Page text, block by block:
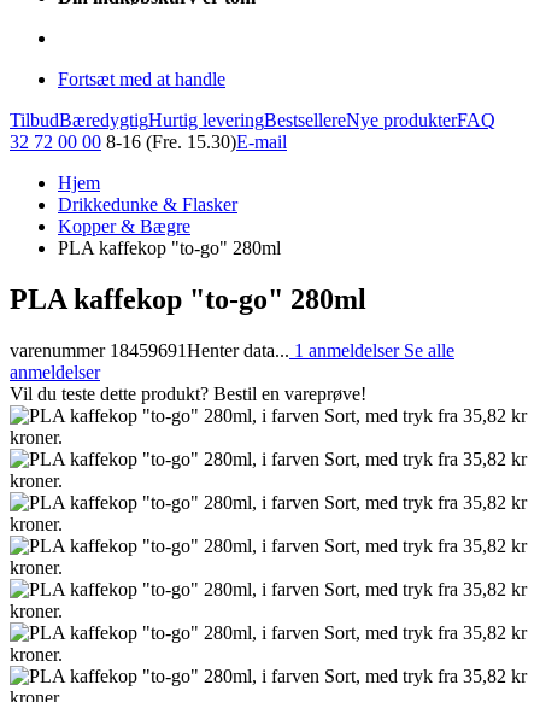
Fortsæt med at handle
TilbudBæredygtigHurtig leveringBestsellereNye produkterFAQ
32 72 00 00 8-16 (Fre. 15.30)E-mail
Hjem
Drikkedunke & Flasker
Kopper & Bægre
PLA kaffekop "to-go" 280ml
PLA kaffekop "to-go" 280ml
varenummer 18459691Henter data... 1 anmeldelser Se alle
anmeldelser
Vil du teste dette produkt? Bestil en vareprøve!